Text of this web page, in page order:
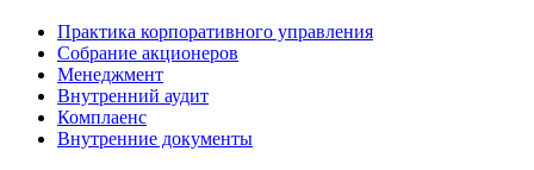
Практика корпоративного управления
Собрание акционеров
Менеджмент
Внутренний аудит
Комплаенс
Внутренние документы